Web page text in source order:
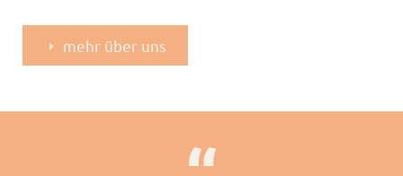
mehr über uns